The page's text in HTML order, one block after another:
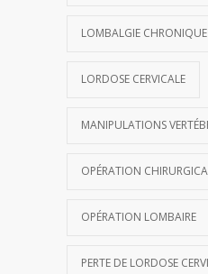
LOMBALGIE CHRONIQUE
LORDOSE CERVICALE
MANIPULATIONS
OPÉRATION
OPÉRATION LOMBAIRE
PERTE DE LORDOSE